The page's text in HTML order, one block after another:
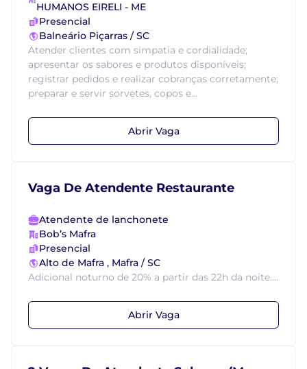
HUMANOS EIRELI - ME
Presencial
Balneário Piçarras / SC
Atender clientes com simpatia e cordialidade;
apresentar os sabores e produtos disponíveis;
registrar pedidos e realizar cobranças corretamente;
preparar e servir sorvetes, copos e...
Abrir Vaga
Vaga De Atendente Restaurante
Atendente de lanchonete
Bob’s Mafra
Presencial
Alto de Mafra , Mafra / SC
Adicional noturno de 20% a partir das 22h da noite....
Abrir Vaga